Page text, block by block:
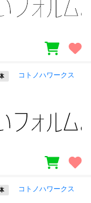
コトノハワークス
コトノハワークス